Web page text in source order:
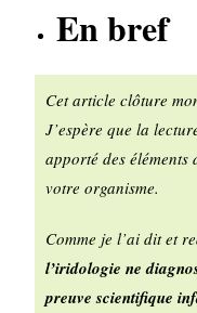
En bref
Cet article clôture
J’espère que la
apporté des éléments
votre organisme.
Comme je l’ai dit et
l’iridologie ne
preuve scientifique